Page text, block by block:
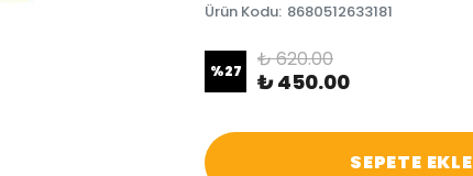
Ürün Kodu: 8680512633181
%27 ₺ 620.00
₺ 450.00
SEPETE EKLE